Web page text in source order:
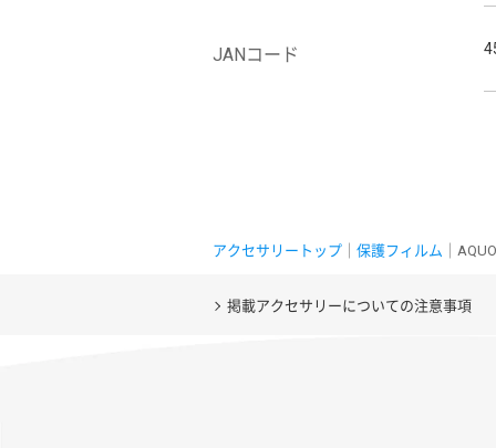
JANコード
アクセサリートップ 保護フィルム ｜
掲載アクセサリーについての注意事項